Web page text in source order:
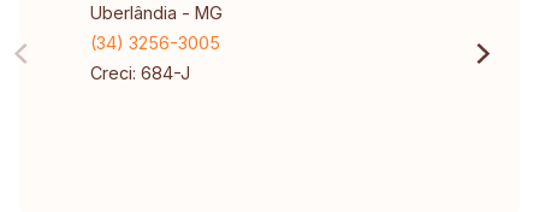
Uberlândia - MG
(34) 3256-3005
Creci: 684-J